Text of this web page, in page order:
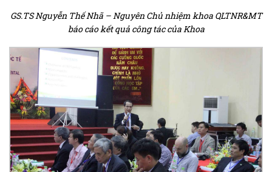
GS.TS Nguyễn Thế Nhã – Nguyên Chủ nhiệm khoa QLTNR&MT
báo cáo kết quả công tác của Khoa